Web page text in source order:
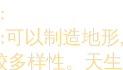
以制造地
多样性。天